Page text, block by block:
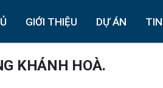
GIỚI THIỆU DỰ ÁN
KHÁNH HOÀ.